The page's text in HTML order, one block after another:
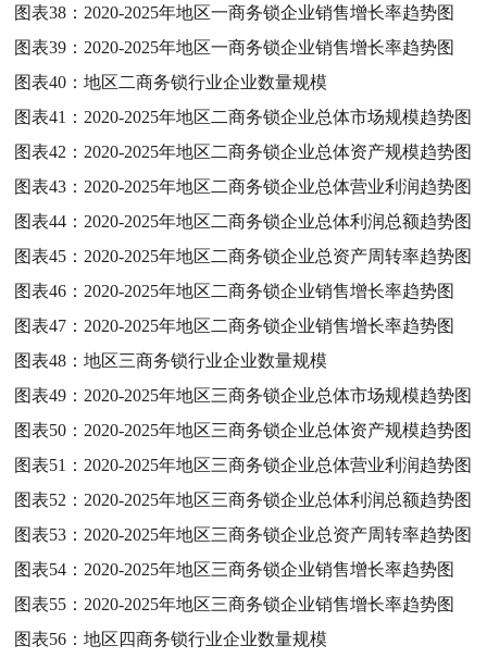
图表38： 2020-2025年地区一商务锁企业销售增长率趋势图
图表39： 2020-2025年地区一商务锁企业销售增长率趋势图
图表40：地区二商务锁行业企业数量规模
图表41： 2020-2025年地区二商务锁企业总体市场规模趋势图
图表42： 2020-2025年地区二商务锁企业总体资产规模趋势图
图表43： 2020-2025年地区二商务锁企业总体营业利润趋势图
图表44： 2020-2025年地区二商务锁企业总体利润总额趋势图
图表45： 2020-2025年地区二商务锁企业总资产周转率趋势图
图表46： 2020-2025年地区二商务锁企业销售增长率趋势图
图表47： 2020-2025年地区二商务锁企业销售增长率趋势图
图表48：地区三商务锁行业企业数量规模
图表49： 2020-2025年地区三商务锁企业总体市场规模趋势图
图表50： 2020-2025年地区三商务锁企业总体资产规模趋势图
图表51： 2020-2025年地区三商务锁企业总体营业利润趋势图
图表52： 2020-2025年地区三商务锁企业总体利润总额趋势图
图表53： 2020-2025年地区三商务锁企业总资产周转率趋势图
图表54： 2020-2025年地区三商务锁企业销售增长率趋势图
图表55： 2020-2025年地区三商务锁企业销售增长率趋势图
图表56：地区四商务锁行业企业数量规模